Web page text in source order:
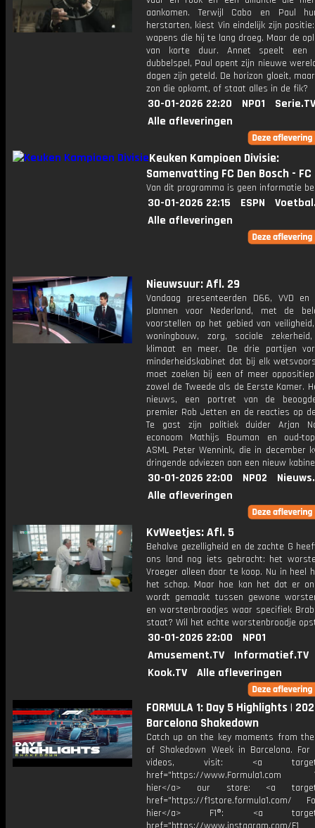
aankomen. Terwijl Cabo en Paul
herstarten, kiest Vin eindelijk zijn
wapens die hij te lang droeg. Maar de
van korte duur. Annet speelt een
dubbelspel, Paul opent zijn nieuwe
dagen zijn geteld. De horizon gloeit,
zon die opkomt, of staat alles in de fik?
30-01-2026 22:20 NPO1
Serie.TV
Alle afleveringen
Keuken Kampioen Divisie:
Samenvatting FC Den Bosch -
Van dit programma is geen informatie
30-01-2026 22:15 ESPN
Alle afleveringen
Nieuwsuur: Afl. 29
Vandaag presenteerden D66, VVD en
plannen voor Nederland, met de
voorstellen op het gebied van
woningbouw, zorg, sociale
klimaat en meer. De drie partijen
minderheidskabinet dat bij elk
moet zoeken bij een of meer
zowel de Tweede als de Eerste Kamer.
nieuws, een portret van de
premier Rob Jetten en de reacties op
Te gast zijn politiek duider Arjan
econoom Mathijs Bouman en oud-
ASML Peter Wennink, die in december
dringende adviezen aan een nieuw
30-01-2026 22:00 NPO2
Alle afleveringen
KvWeetjes: Afl. 5
Behalve gezelligheid en de zachte G
ons land nog iets gebracht: het
Vroeger alleen daar te koop. Nu in heel
het schap. Maar hoe kan het dat er
wordt gemaakt tussen gewone
en worstenbroodjes waar specifiek
staat? Wil het echte worstenbroodje
30-01-2026 22:00
NPO1
Amusement.TV
Informatief.TV
Kook.TV
Alle afleveringen
FORMULA 1: Day 5 Highlights |
Barcelona Shakedown
Catch up on the key moments from
of Shakedown Week in Barcelona. For
videos, visit: <a
href="https://www.Formula1.com
hier</a> our store: <a
href="https://f1store.formula1.com/
hier</a> F1®: <a